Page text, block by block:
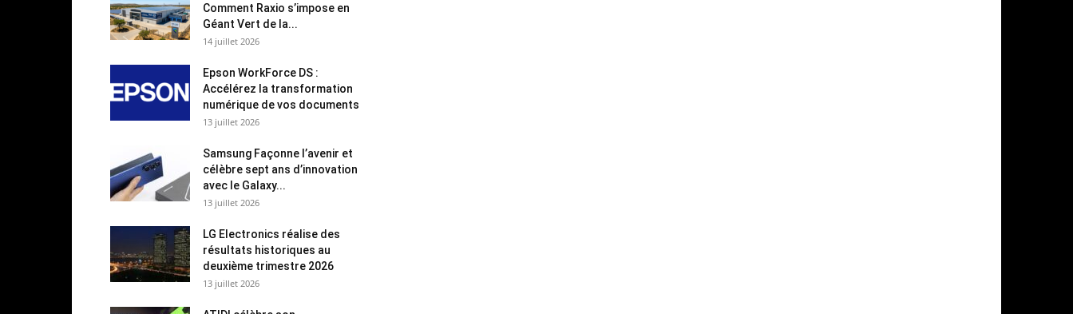
Comment Raxio s’impose en
Géant Vert de la...
14 juillet 2026
Epson WorkForce DS :
Accélérez la transformation
numérique de vos documents
13 juillet 2026
Samsung Façonne l’avenir et
célèbre sept ans d’innovation
avec le Galaxy...
13 juillet 2026
LG Electronics réalise des
résultats historiques au
deuxième trimestre 2026
13 juillet 2026